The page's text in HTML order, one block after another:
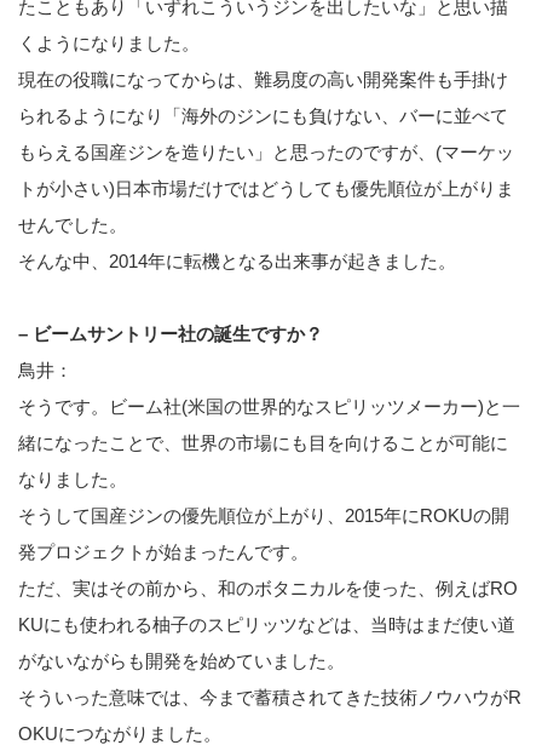
たこともあり「いずれこういうジンを出したいな」と思い描
くようになりました。
現在の役職になってからは、難易度の高い開発案件も手掛け
られるようになり「海外のジンにも負けない、バーに並べて
もらえる国産ジンを造りたい」と思ったのですが、(マーケッ
トが小さい)日本市場だけではどうしても優先順位が上がりま
せんでした。
そんな中、2014年に転機となる出来事が起きました。
– ビームサントリー社の誕生ですか？
鳥井：
そうです。ビーム社(米国の世界的なスピリッツメーカー)と一
緒になったことで、世界の市場にも目を向けることが可能に
なりました。
そうして国産ジンの優先順位が上がり、2015年にROKUの開
発プロジェクトが始まったんです。
ただ、実はその前から、和のボタニカルを使った、例えばRO
KUにも使われる柚子のスピリッツなどは、当時はまだ使い道
がないながらも開発を始めていました。
そういった意味では、今まで蓄積されてきた技術ノウハウがR
OKUにつながりました。